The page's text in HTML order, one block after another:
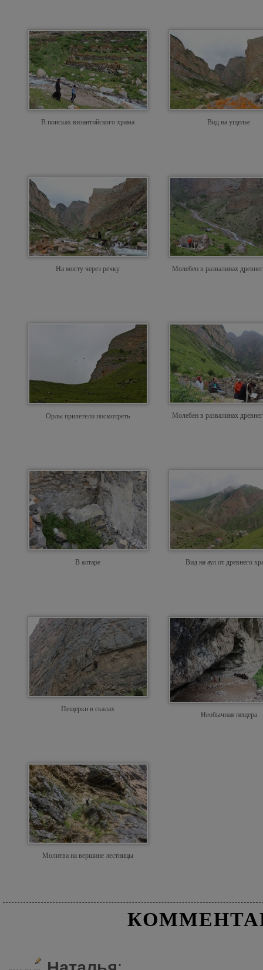
В поисках византийского храма Вид на ущелье
На мосту через речку Молебен в развалинах
Орлы прилетели посмотреть Молебен в развалинах
В алтаре Вид на аул от древнего
Пещерки в скалах
Необычная пещера
Молитва на вершине лестницы